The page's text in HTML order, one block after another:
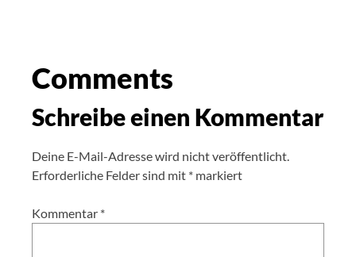
Comments
Schreibe einen Kommentar
Deine E-Mail-Adresse wird nicht veröffentlicht.
Erforderliche Felder sind mit * markiert
Kommentar *